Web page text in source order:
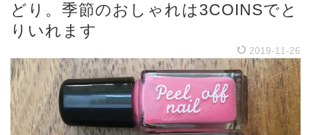
どり。季節のおしゃれは3COINSでと
りいれます
2019-11-26